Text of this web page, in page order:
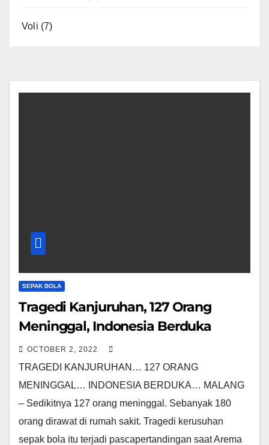
Voli (7)
SEPAK BOLA
Tragedi Kanjuruhan, 127 Orang
Meninggal, Indonesia Berduka
OCTOBER 2, 2022
TRAGEDI KANJURUHAN… 127 ORANG
MENINGGAL… INDONESIA BERDUKA… MALANG
– Sedikitnya 127 orang meninggal. Sebanyak 180
orang dirawat di rumah sakit. Tragedi kerusuhan
sepak bola itu terjadi pascapertandingan saat Arema